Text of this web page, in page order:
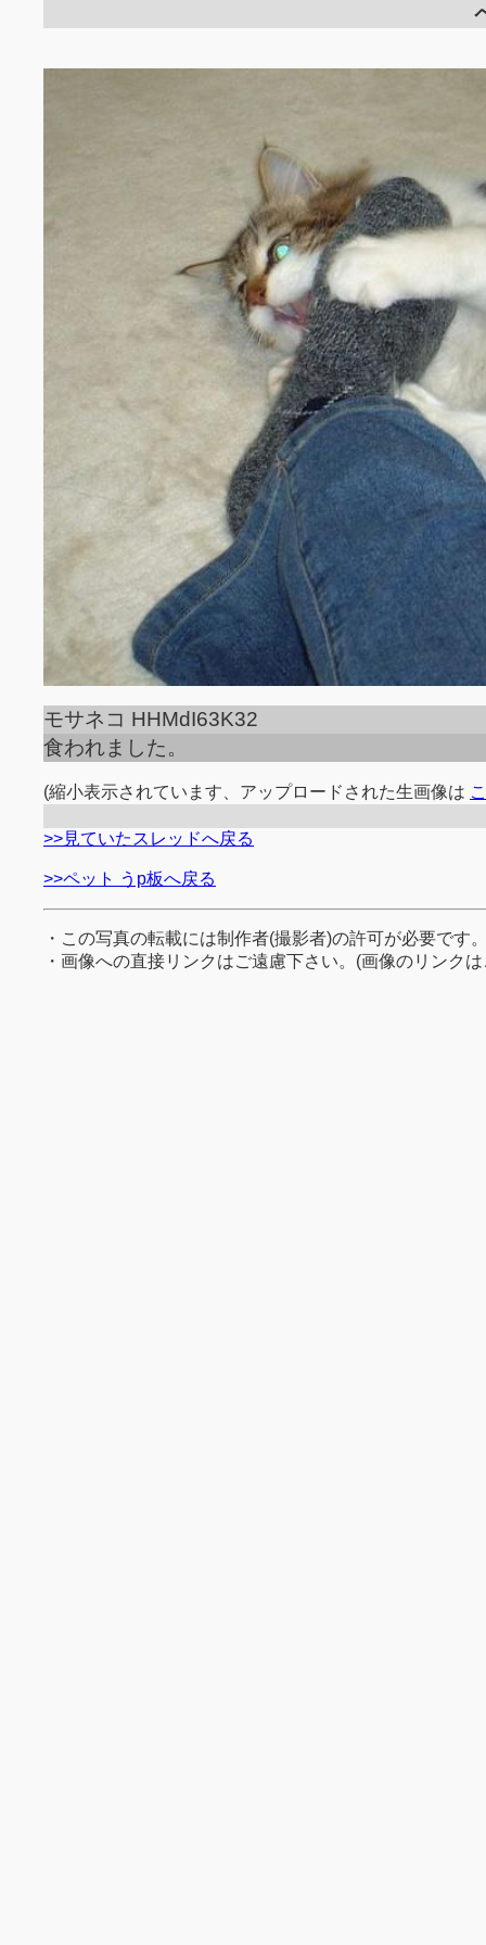
モサネコ HHMdI63K32
食われました。
(縮小表示されています、アップロードされた生画像は
>>見ていたスレッドへ戻る
>>ペット うp板へ戻る
・この写真の転載には制作者(撮影者)の許可が必要です
・画像への直接リンクはご遠慮下さい。(画像のリンク